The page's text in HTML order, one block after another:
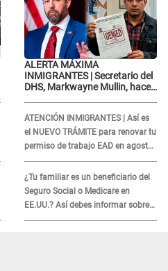
ALERTA MÁXIMA
INMIGRANTES | Secretario del
DHS, Markwayne Mullin, hace
ATENCIÓN INMIGRANTES | Así es
el NUEVO TRÁMITE para renovar tu
permiso de trabajo EAD en agosto
del 2026
¿Tu familiar es un beneficiario del
Seguro Social o Medicare en
EE.UU.? Así debes informar sobre
su muerte para EVITAR COBROS